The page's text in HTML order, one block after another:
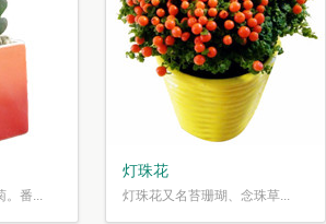
。番...
灯珠花
灯珠花又名苔珊瑚、念珠草...